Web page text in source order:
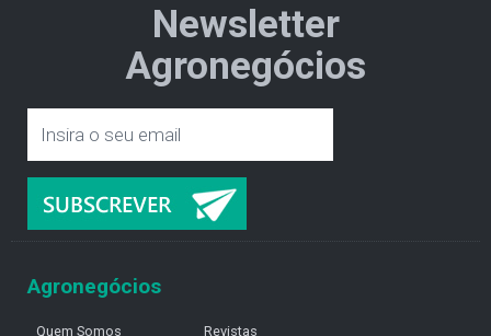
Newsletter
Agronegócios
Agronegócios
Quem Somos Revistas